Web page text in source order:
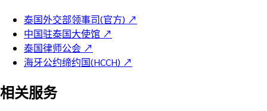
泰国外交部领事司(官方) ↗
中国驻泰国大使馆 ↗
泰国律师公会 ↗
海牙公约缔约国(HCCH) ↗
相关服务